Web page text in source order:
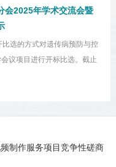
会2025年学术交流会暨
选的方式对遗传病预防与控
议项目进行开标比选。截止
年6月12日由三位专家完成
制作服务项目竞争性磋商